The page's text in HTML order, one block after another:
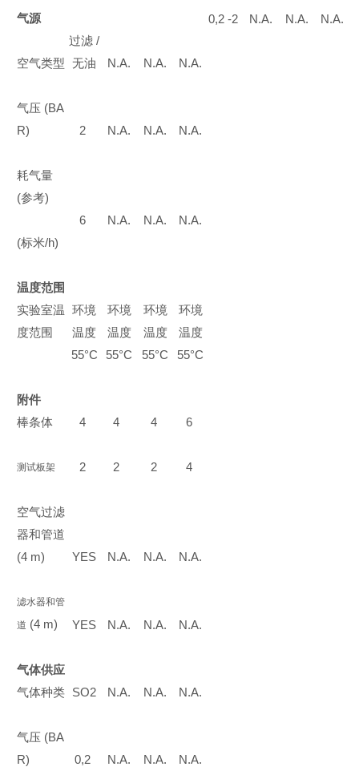
0,2 -2 N.A. N.A. N.A.
气源
空气类型
过滤 /
无油
N.A. N.A. N.A.
气压 (BA
R)
2 N.A. N.A. N.A.
耗气量
(参考)
6
N.A. N.A.
N.A.
(标米/h)
温度范围
实验室温
度范围
环境
温度
环境
温度
环境
温度
环境
温度
55°C
55°C 55°C 55°C
附件
棒条体
4 4 4 6
测试板架 2 2 2 4
空气过滤
器和管道
(4 m)
YES N.A. N.A. N.A.
滤水器和管
道 (4 m) YES N.A. N.A. N.A.
气体供应
气体种类
SO2 N.A. N.A. N.A.
气压 (BA
R)
0,2 N.A. N.A. N.A.